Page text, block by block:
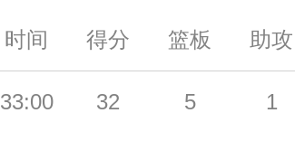
时间
33:00
得分
32
篮板
5
助攻
1